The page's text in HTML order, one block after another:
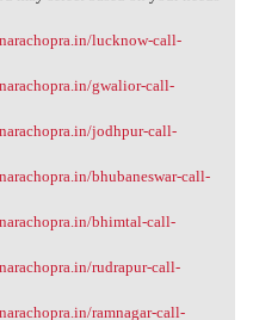
lucknow-call-
gwalior-call-
jodhpur-call-
bhubaneswar-call-
bhimtal-call-
rudrapur-call-
ramnagar-call-